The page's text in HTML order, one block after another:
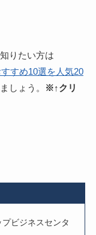
りたい方は
すめ10選を人気20
しょう。
※↑クリ
ビジネスセンタ